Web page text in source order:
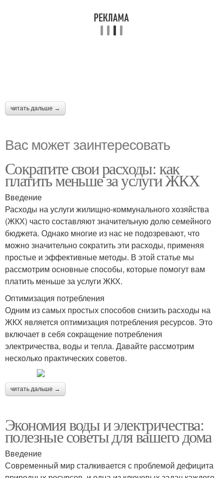
читать дальше →
Вас может заинтересовать
Сократите свои расходы: как
платить меньше за услуги ЖКХ
Введение
Расходы на услуги жилищно-коммунального хозяйства
(ЖКХ) часто составляют значительную долю семейного
бюджета. Однако многие из нас не подозревают, что
можно значительно сократить эти расходы, применяя
простые и эффективные методы. В этой статье мы
рассмотрим основные способы, которые помогут вам
платить меньше за услуги ЖКХ.
Оптимизация потребления
Одним из самых простых способов снизить расходы на
ЖКХ является оптимизация потребления ресурсов. Это
включает в себя сокращение потребления
электричества, воды и тепла. Давайте рассмотрим
несколько практических советов.
читать дальше →
Экономия воды и электричества:
полезные советы для вашего дома
Введение
Современный мир сталкивается с проблемой дефицита